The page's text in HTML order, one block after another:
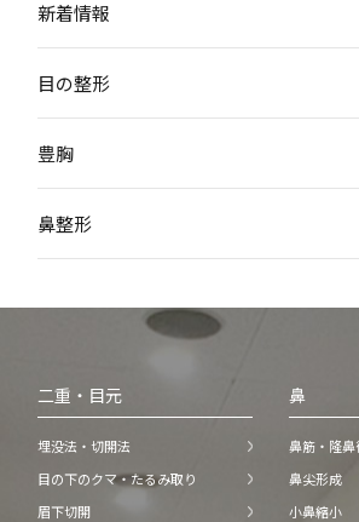
新着情報
目の整形
豊胸
鼻整形
二重・目元
埋没法・切開法
目の下のクマ・たるみ取り
眉下切開
鼻
鼻筋・隆鼻
鼻尖形成
小鼻縮小